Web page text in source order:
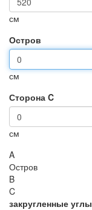
см
Остров
см
Сторона C
см
A
Остров
B
C
закругленные углы